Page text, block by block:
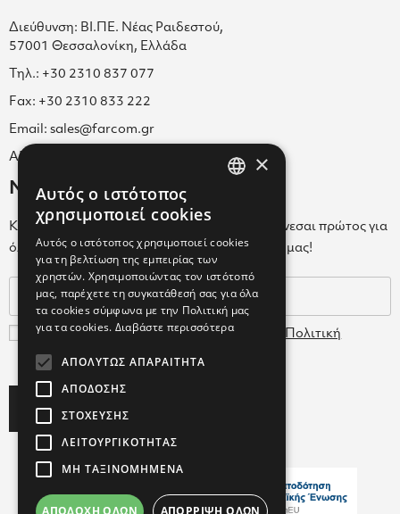
Διεύθυνση: ΒΙ.ΠΕ. Νέας Ραιδεστού,
57001 Θεσσαλονίκη, Ελλάδα
Τηλ.: +30 2310 837 077
Fax: +30 2310 833 222
Email: sales@farcom.gr
ΑΡ.Γ.Ε.ΜΗ. 038365205000
Newsletter
Κάνε εγγραφή στο Newsletter για να ενημερώνεσαι πρώτος για
όλα τα νέα μας και τα ολοκαίνουρια προϊόντα μας!
Συμφωνώ με τουςΌρους Χρήσης
Πολιτική
Δεδομένων
×
Αυτός ο ιστότοπος
χρησιμοποιεί cookies
Αυτός ο ιστότοπος χρησιμοποιεί cookies
για τη βελτίωση της εμπειρίας των
χρηστών. Χρησιμοποιώντας τον ιστότοπό
μας, παρέχετε τη συγκατάθεσή σας για όλα
τα cookies σύμφωνα με την Πολιτική μας
για τα cookies. Διαβάστε περισσότερα
ΑΠΟΛΎΤΩΣ ΑΠΑΡΑΊΤΗΤΑ
ΑΠΌΔΟΣΗΣ
ΣΤΌΧΕΥΣΗΣ
ΛΕΙΤΟΥΡΓΙΚΌΤΗΤΑΣ
ΜΗ ΤΑΞΙΝΟΜΗΜΈΝΑ
ΑΠΟΔΟΧΉ ΌΛΩΝ ΑΠΌΡΡΙΨΗ ΌΛΩΝ